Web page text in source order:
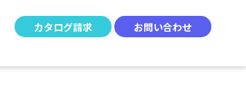
カタログ請求
お問い合わせ